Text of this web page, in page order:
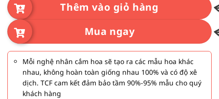
Thêm vào giỏ hàng
Mua ngay
Mỗi nghệ nhân cắm hoa sẽ tạo ra các mẫu hoa khác
nhau, không hoàn toàn giống nhau 100% và có độ xê
dịch. TCF cam kết đảm bảo tầm 90%-95% mẫu cho quý
khách hàng